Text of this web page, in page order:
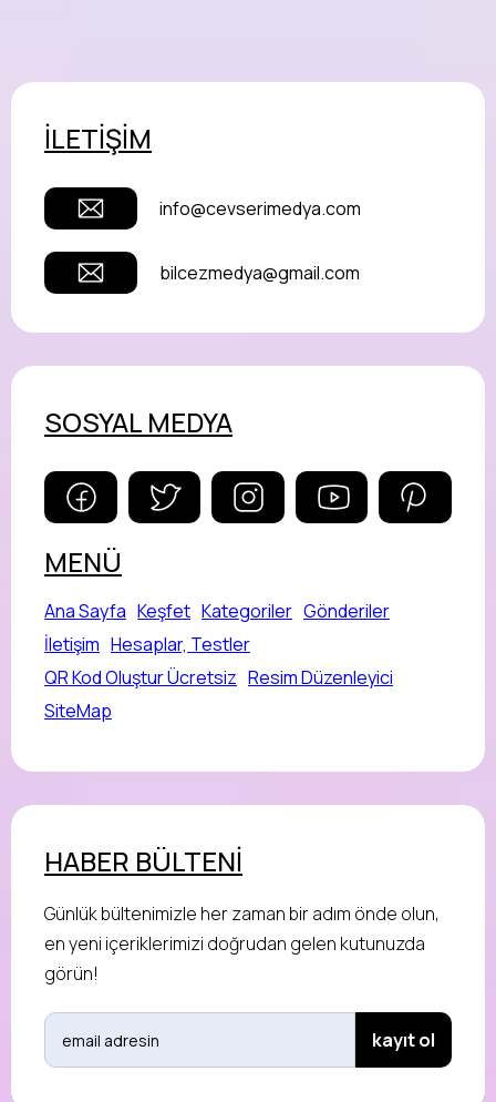
İLETİŞİM
info@cevserimedya.com
bilcezmedya@gmail.com
SOSYAL MEDYA
MENÜ
Ana Sayfa Keşfet Kategoriler Gönderiler
İletişim Hesaplar, Testler
QR Kod Oluştur Ücretsiz Resim Düzenleyici
SiteMap
HABER BÜLTENİ
Günlük bültenimizle her zaman bir adım önde olun,
en yeni içeriklerimizi doğrudan gelen kutunuzda
görün!